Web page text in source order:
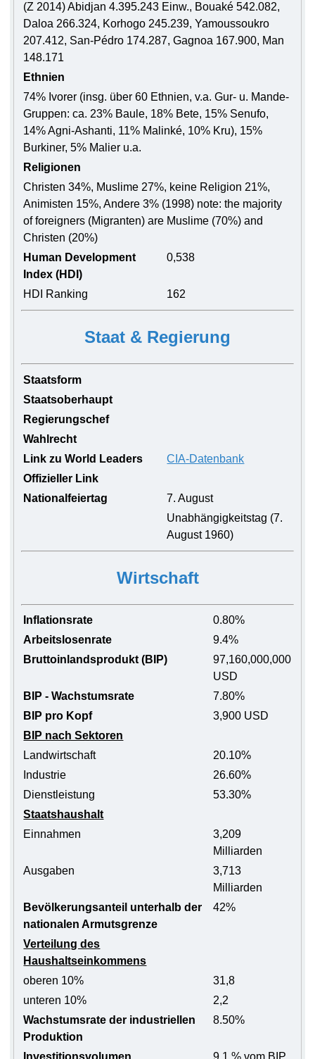
(Z 2014) Abidjan 4.395.243 Einw., Bouaké 542.082,
Daloa 266.324, Korhogo 245.239, Yamoussoukro
207.412, San-Pédro 174.287, Gagnoa 167.900, Man
148.171
Ethnien
74% Ivorer (insg. über 60 Ethnien, v.a. Gur- u. Mande-
Gruppen: ca. 23% Baule, 18% Bete, 15% Senufo,
14% Agni-Ashanti, 11% Malinké, 10% Kru), 15%
Burkiner, 5% Malier u.a.
Religionen
Christen 34%, Muslime 27%, keine Religion 21%,
Animisten 15%, Andere 3% (1998) note: the majority
of foreigners (Migranten) are Muslime (70%) and
Christen (20%)
Human Development
Index (HDI)
0,538
HDI Ranking 162
Staat & Regierung
Staatsform
Staatsoberhaupt
Regierungschef
Wahlrecht
Link zu World Leaders
CIA-Datenbank
Offizieller Link
Nationalfeiertag
7. August
Unabhängigkeitstag (7.
August 1960)
Wirtschaft
Inflationsrate
0.80%
Arbeitslosenrate
9.4%
Bruttoinlandsprodukt (BIP)
97,160,000,000
USD
BIP - Wachstumsrate
7.80%
BIP pro Kopf
3,900 USD
BIP nach Sektoren
Landwirtschaft
20.10%
Industrie
26.60%
Dienstleistung
53.30%
Staatshaushalt
Einnahmen
3,209
Milliarden
Ausgaben
3,713
Milliarden
Bevölkerungsanteil unterhalb der
nationalen Armutsgrenze
42%
Verteilung des
Haushaltseinkommens
oberen 10%
31,8
unteren 10%
2,2
Wachstumsrate der industriellen
Produktion
8.50%
Investitionsvolumen 9,1 % vom BIP